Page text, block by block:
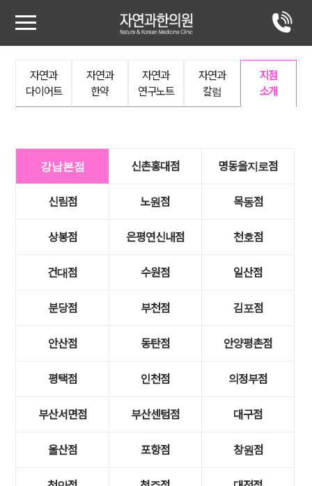
자연과
다이어트
자연과
한약
자연과
연구노트
자연과
칼럼
지점
소개
강남본점 신촌홍대점 명동을지로점
신림점 노원점 목동점
상봉점 은평연신내점 천호점
건대점 수원점 일산점
분당점 부천점 김포점
안산점 동탄점 안양평촌점
평택점 인천점 의정부점
부산서면점 부산센텀점 대구점
울산점 포항점 창원점